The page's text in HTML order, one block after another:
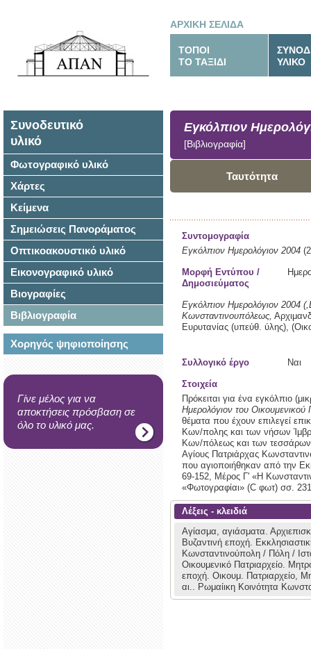
ΑΡΧΙΚΗ ΣΕΛΙΔΑ
ΤΟΠΟΙ
ΤΟ ΤΑΞΙΔΙ
ΥΛΙΚΟ
Συνοδευτικό
υλικό
Φωτογραφικό υλικό
Χάρτες
Κείμενα
Σημειώσεις Πανοράματος
Οπτικοακουστικό υλικό
Εικονογραφικό υλικό
Βιογραφίες
Βιβλιογραφία
Χορηγός ψηφιοποίησης
Γίνε μέλος για να
αποκτήσεις πρόσβαση σε
όλο το υλικό μας.
Εγκόλπιον
[Βιβλιογραφία]
Ταυτότητα
Συντομογραφία
Εγκόλπιον Ημερολόγιον 2004
Μορφή Εντύπου /
Δημοσιεύματος
Εγκόλπιον Ημερολόγιον 2004
Κωνσταντινουπόλεως,
Ευρυτανίας (υπεύθ. ύλης),
Συλλογικό έργο Ναι
Στοιχεία
Πρόκειται για ένα εγκόλπιο
Ημερολόγιον του Οικουμενικού
θέματα που έχουν επιλεγεί
Κων/πολης και των νήσων
Κων/πόλεως και των τεσσάρων
Αγίους Πατριάρχας
που αγιοποιήθηκαν από την
69-152, Μέρος Γ' «Η
«Φωτογραφίαι» (C φωτ) σσ.
Λέξεις - κλειδιά
Αγίασμα, αγιάσματα.
Βυζαντινή εποχή.
Κωνσταντινούπολη / Πόλη /
Οικουμενικό Πατριαρχείο.
εποχή. Οικουμ. Πατριαρχείο,
αι.. Ρωμαίικη Κοινότητα